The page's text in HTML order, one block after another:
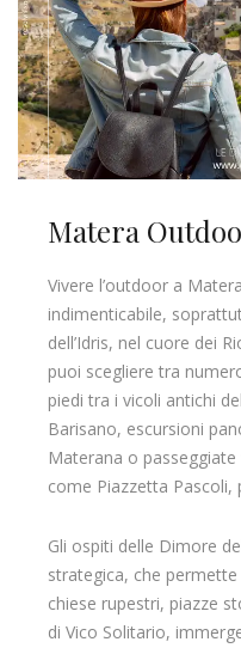
Matera
Vivere l’outdoor a
indimenticabile,
dell’Idris, nel cuore dei
puoi scegliere tra
piedi tra i vicoli antichi
Barisano, escursioni
Materana o
come Piazzetta Pascoli,
Gli ospiti delle Dimore
strategica, che
chiese rupestri, piazze
di Vico Solitario,